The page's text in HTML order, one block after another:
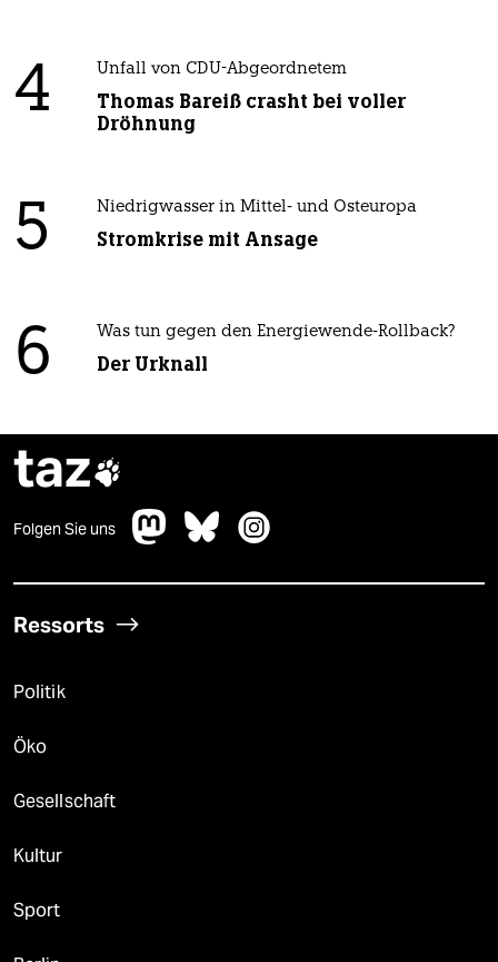
4 Unfall von CDU-Abgeordnetem
Thomas Bareiß crasht bei voller
Dröhnung
5 Niedrigwasser in Mittel- und Osteuropa
Stromkrise mit Ansage
6 Was tun gegen den Energiewende-Rollback?
Der Urknall
taz
Folgen Sie uns
Ressorts
Politik
Öko
Gesellschaft
Kultur
Sport